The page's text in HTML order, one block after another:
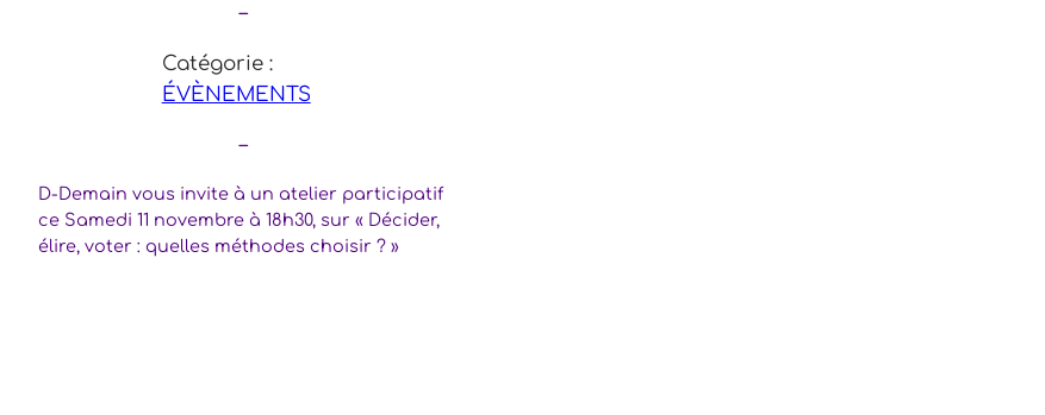
–
Catégorie :
ÉVÈNEMENTS
–
D-Demain vous invite à un atelier participatif
ce Samedi 11 novembre à 18h30, sur « Décider,
élire, voter : quelles méthodes choisir ? »